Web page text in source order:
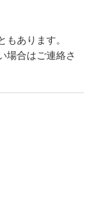
あります。
場合はご連絡さ